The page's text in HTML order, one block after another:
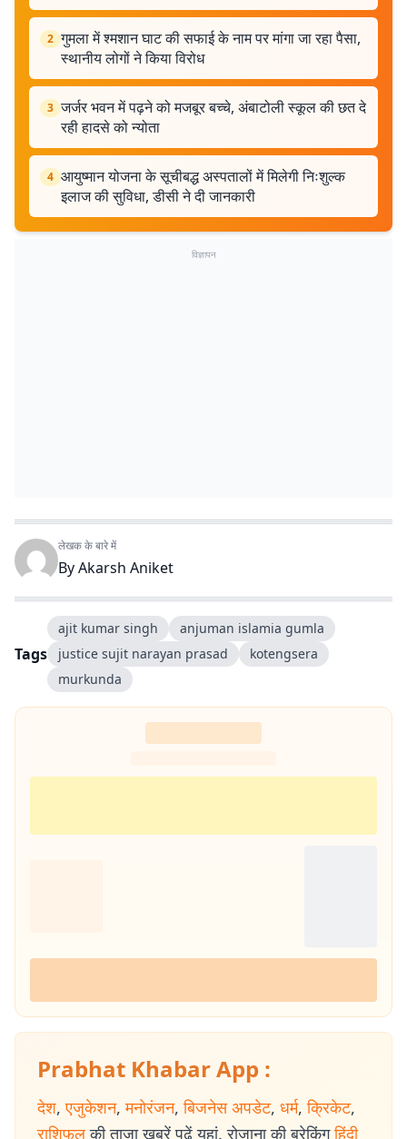
2 गुमला में श्मशान घाट की सफाई के नाम पर मांगा जा रहा पैसा,
स्थानीय लोगों ने किया विरोध
3 जर्जर भवन में पढ़ने को मजबूर बच्चे, अंबाटोली स्कूल की छत दे
रही हादसे को न्योता
4 आयुष्मान योजना के सूचीबद्ध अस्पतालों में मिलेगी निःशुल्क
इलाज की सुविधा, डीसी ने दी जानकारी
विज्ञापन
लेखक के बारे में
ByAkarsh Aniket
Tags
ajit kumar singh
anjuman islamia gumla
justice sujit narayan prasad
kotengsera
murkunda
Prabhat Khabar App :
देश, एजुकेशन, मनोरंजन, बिजनेस अपडेट, धर्म, क्रिकेट,
राशिफल की ताजा खबरें पढ़ें यहां. रोजाना की ब्रेकिंग हिंदी